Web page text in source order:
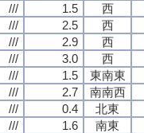
/// 1.5
西
/// 2.5
西
/// 2.9
西
/// 3.0
西
/// 1.5
東南東
/// 2.7
南南西
/// 0.4
北東
/// 1.6
南東